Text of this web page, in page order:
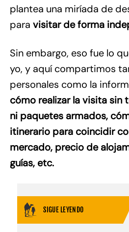
plantea una miríada de
para visitar de forma
Sin embargo, eso fue lo
yo, y aquí compartimos
personales como la
cómo realizar la visita sin
ni paquetes armados,
itinerario para coincidir
mercado, precio de
guías, etc.
SIGUE LEYENDO